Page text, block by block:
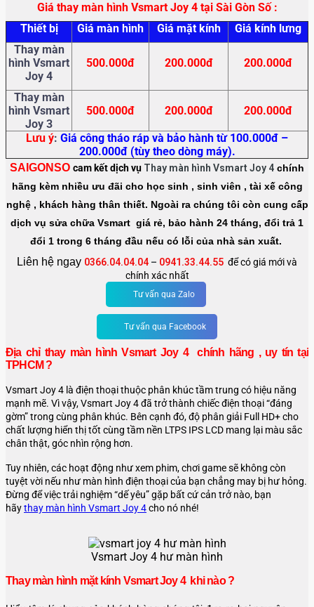
Giá thay màn hình Vsmart Joy 4 tại Sài Gòn Số :
Thiết bị
Giá màn hình Giá mặt kính
Giá kính lưng
Thay màn
hình Vsmart
Joy 4
500.000đ 200.000đ 200.000đ
Thay màn
hình Vsmart
Joy 3
500.000đ 200.000đ 200.000đ
Lưu ý: Giá công tháo ráp và bảo hành từ 100.000đ –
200.000đ (tùy theo dòng máy).
SAIGONSO cam kết dịch vụ Thay màn hình Vsmart Joy 4 chính
hãng kèm nhiều ưu đãi cho học sinh , sinh viên , tài xế công
nghệ , khách hàng thân thiết. Ngoài ra chúng tôi còn cung cấp
dịch vụ sửa chữa Vsmart giá rẻ, bảo hành 24 tháng, đổi trả 1
đổi 1 trong 6 tháng đầu nếu có lỗi của nhà sản xuất.
Liên hệ ngay 0366.04.04.04 – 0941.33.44.55 để có giá mới và
chính xác nhất
Tư vấn qua Zalo
Tư vấn qua Facebook
Địa chỉ thay màn hình Vsmart Joy 4 chính hãng , uy tín tại
TPHCM ?
Vsmart Joy 4 là điện thoại thuộc phân khúc tầm trung có hiệu năng
mạnh mẽ. Vì vậy, Vsmart Joy 4 đã trở thành chiếc điện thoại “đáng
gờm” trong cùng phân khúc. Bên cạnh đó, độ phân giải Full HD+ cho
chất lượng hiển thị tốt cùng tầm nền LTPS IPS LCD mang lại màu sắc
chân thật, góc nhìn rộng hơn.
Tuy nhiên, các hoạt động như xem phim, chơi game sẽ không còn
tuyệt vời nếu như màn hình điện thoại của bạn chẳng may bị hư hỏng.
Đừng để việc trải nghiệm “dế yêu” gặp bất cứ cản trở nào, bạn
hãythay màn hình Vsmart Joy 4cho nó nhé!
Vsmart Joy 4 hư màn hình
Thay màn hình mặt kính Vsmart Joy 4 khi nào ?